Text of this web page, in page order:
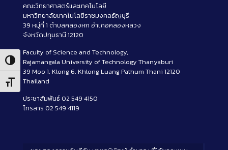
Toggle High Contrast
Toggle Font size
คณะวิทยาศาสตร์และเทคโนโลยี
มหาวิทยาลัยเทคโนโลยีราชมงคลธัญบุรี
39 หมู่ที่ 1 ตำบลคลองหก อำเภอคลองหลวง
จังหวัดปทุมธานี 12120
Faculty of Science and Technology,
Rajamangala University of Technology Thanyaburi
39 Moo 1, Klong 6, Khlong Luang Pathum Thani 12120
Thailand
ประชาสัมพันธ์ 02 549 4150
โทรสาร 02 549 4119